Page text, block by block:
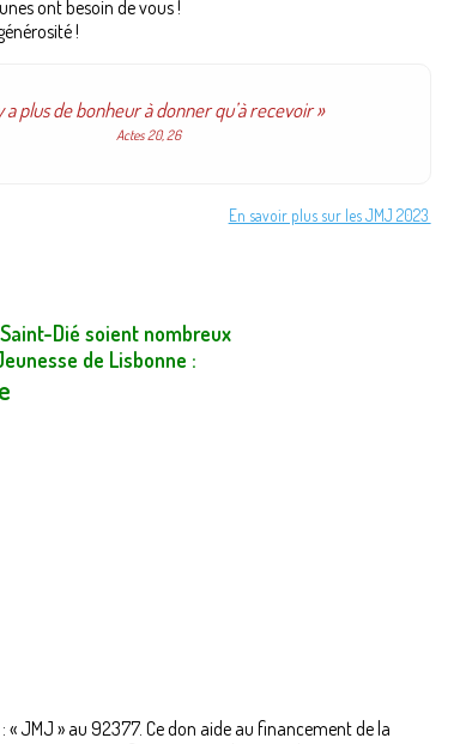
ont besoin de vous !
!
a plus de bonheur à donner qu’à recevoir »
Actes 20, 26
En savoir plus sur les JMJ 2023
Dié soient nombreux
de Lisbonne :
JMJ » au 92377. Ce don aide au financement de la